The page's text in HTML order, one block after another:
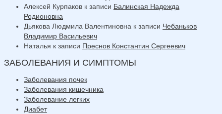
Алексей Курпаков к записи Балинская Надежда
Родионовна
Дьякова Людмила Валентиновна к записи Чебаньков
Владимир Васильевич
Наталья к записи Преснов Константин Сергеевич
ЗАБОЛЕВАНИЯ И СИМПТОМЫ
Заболевания почек
Заболевания кишечника
Заболевание легких
Диабет